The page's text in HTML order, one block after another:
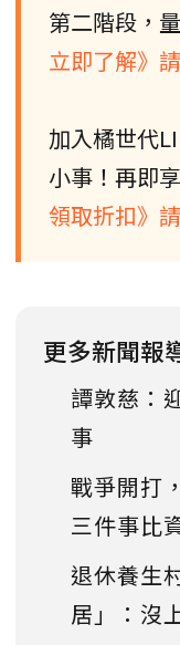
第二階段，
立即了解》
加入橘世代
小事！再即
領取折扣》
更多新聞報
譚敦慈：
事
戰爭開打
三件事比
退休養生
居」：沒